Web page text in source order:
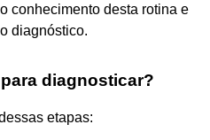
conhecimento desta rotina e
diagnóstico.
diagnosticar?
etapas: